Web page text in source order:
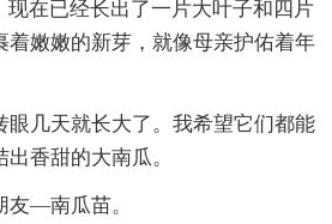
现在已经长出了一片大叶子和四片
着嫩嫩的新芽，就像母亲护佑着年
眼几天就长大了。我希望它们都能
香甜的大南瓜。
友—南瓜苗。